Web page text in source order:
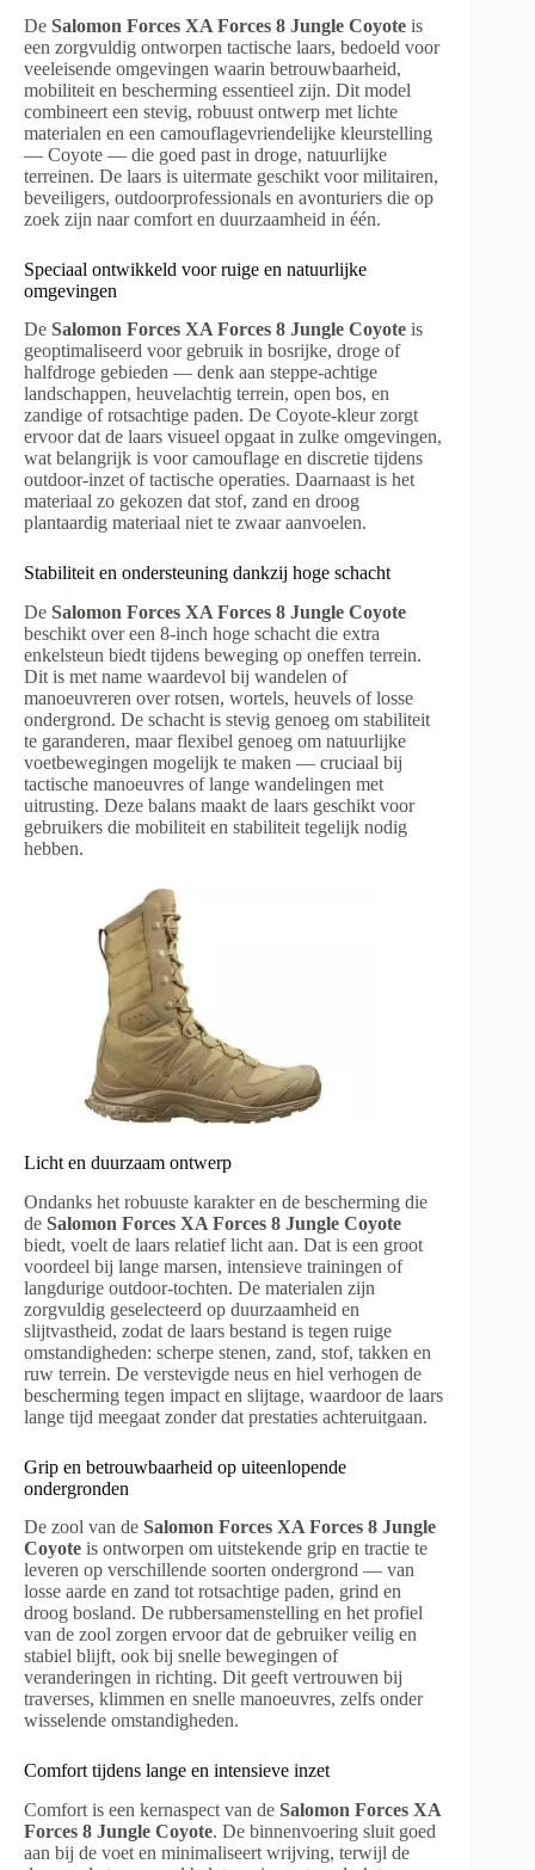
De Salomon Forces XA Forces 8 Jungle Coyote is
een zorgvuldig ontworpen tactische laars, bedoeld voor
veeleisende omgevingen waarin betrouwbaarheid,
mobiliteit en bescherming essentieel zijn. Dit model
combineert een stevig, robuust ontwerp met lichte
materialen en een camouflagevriendelijke kleurstelling
— Coyote — die goed past in droge, natuurlijke
terreinen. De laars is uitermate geschikt voor militairen,
beveiligers, outdoorprofessionals en avonturiers die op
zoek zijn naar comfort en duurzaamheid in één.
Speciaal ontwikkeld voor ruige en natuurlijke
omgevingen
De Salomon Forces XA Forces 8 Jungle Coyote is
geoptimaliseerd voor gebruik in bosrijke, droge of
halfdroge gebieden — denk aan steppe-achtige
landschappen, heuvelachtig terrein, open bos, en
zandige of rotsachtige paden. De Coyote-kleur zorgt
ervoor dat de laars visueel opgaat in zulke omgevingen,
wat belangrijk is voor camouflage en discretie tijdens
outdoor-inzet of tactische operaties. Daarnaast is het
materiaal zo gekozen dat stof, zand en droog
plantaardig materiaal niet te zwaar aanvoelen.
Stabiliteit en ondersteuning dankzij hoge schacht
De Salomon Forces XA Forces 8 Jungle Coyote
beschikt over een 8-inch hoge schacht die extra
enkelsteun biedt tijdens beweging op oneffen terrein.
Dit is met name waardevol bij wandelen of
manoeuvreren over rotsen, wortels, heuvels of losse
ondergrond. De schacht is stevig genoeg om stabiliteit
te garanderen, maar flexibel genoeg om natuurlijke
voetbewegingen mogelijk te maken — cruciaal bij
tactische manoeuvres of lange wandelingen met
uitrusting. Deze balans maakt de laars geschikt voor
gebruikers die mobiliteit en stabiliteit tegelijk nodig
hebben.
Licht en duurzaam ontwerp
Ondanks het robuuste karakter en de bescherming die
de Salomon Forces XA Forces 8 Jungle Coyote
biedt, voelt de laars relatief licht aan. Dat is een groot
voordeel bij lange marsen, intensieve trainingen of
langdurige outdoor-tochten. De materialen zijn
zorgvuldig geselecteerd op duurzaamheid en
slijtvastheid, zodat de laars bestand is tegen ruige
omstandigheden: scherpe stenen, zand, stof, takken en
ruw terrein. De verstevigde neus en hiel verhogen de
bescherming tegen impact en slijtage, waardoor de laars
lange tijd meegaat zonder dat prestaties achteruitgaan.
Grip en betrouwbaarheid op uiteenlopende
ondergronden
De zool van de Salomon Forces XA Forces 8 Jungle
Coyote is ontworpen om uitstekende grip en tractie te
leveren op verschillende soorten ondergrond — van
losse aarde en zand tot rotsachtige paden, grind en
droog bosland. De rubbersamenstelling en het profiel
van de zool zorgen ervoor dat de gebruiker veilig en
stabiel blijft, ook bij snelle bewegingen of
veranderingen in richting. Dit geeft vertrouwen bij
traverses, klimmen en snelle manoeuvres, zelfs onder
wisselende omstandigheden.
Comfort tijdens lange en intensieve inzet
Comfort is een kernaspect van de Salomon Forces XA
Forces 8 Jungle Coyote. De binnenvoering sluit goed
aan bij de voet en minimaliseert wrijving, terwijl de